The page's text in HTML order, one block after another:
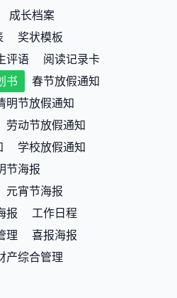
成长档案
奖状模板
评语
阅读记录卡
书
春节放假通知
明节放假通知
劳动节放假通知
学校放假通知
节海报
元宵节海报
报
工作日程
理
喜报海报
产综合管理